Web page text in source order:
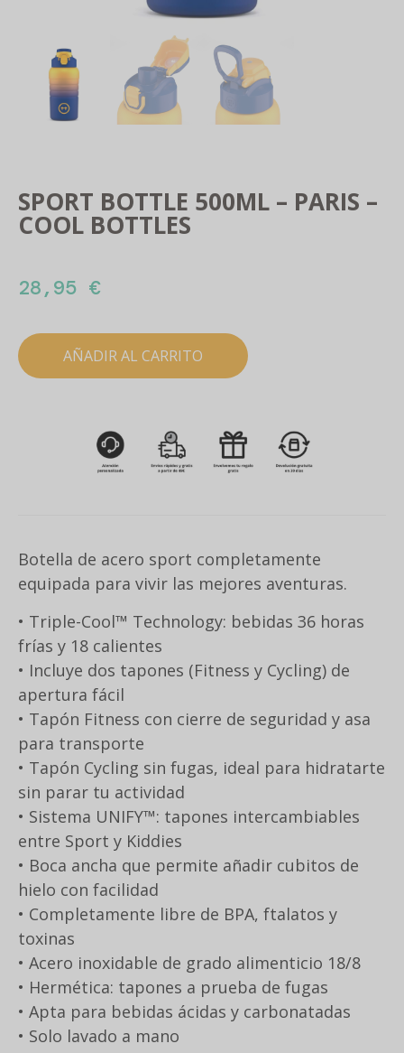
SPORT BOTTLE 500ML – PARIS –
COOL BOTTLES
28,95 €
AÑADIR AL CARRITO
Botella de acero sport completamente
equipada para vivir las mejores aventuras.
• Triple-Cool™ Technology: bebidas 36 horas
frías y 18 calientes
• Incluye dos tapones (Fitness y Cycling) de
apertura fácil
• Tapón Fitness con cierre de seguridad y asa
para transporte
• Tapón Cycling sin fugas, ideal para hidratarte
sin parar tu actividad
• Sistema UNIFY™: tapones intercambiables
entre Sport y Kiddies
• Boca ancha que permite añadir cubitos de
hielo con facilidad
• Completamente libre de BPA, ftalatos y
toxinas
• Acero inoxidable de grado alimenticio 18/8
• Hermética: tapones a prueba de fugas
• Apta para bebidas ácidas y carbonatadas
• Solo lavado a mano